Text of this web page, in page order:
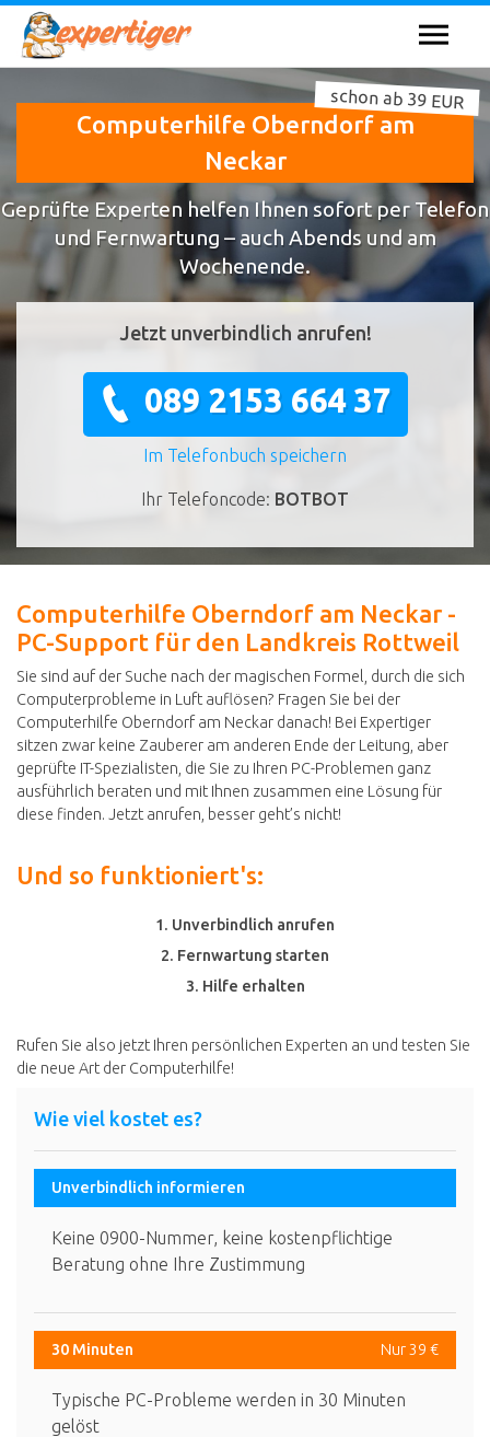
Computerhilfe Oberndorf am
Neckar
schon ab 39 EUR
Geprüfte Experten helfen Ihnen sofort per Telefon
und Fernwartung – auch Abends und am
Wochenende.
Jetzt unverbindlich anrufen!
089 2153 664 37
Im Telefonbuch speichern
Ihr Telefoncode: BOTBOT
Computerhilfe Oberndorf am Neckar -
PC-Support für den Landkreis Rottweil
Sie sind auf der Suche nach der magischen Formel, durch die sich
Computerprobleme in Luft auflösen? Fragen Sie bei der
Computerhilfe Oberndorf am Neckar danach! Bei Expertiger
sitzen zwar keine Zauberer am anderen Ende der Leitung, aber
geprüfte IT-Spezialisten, die Sie zu Ihren PC-Problemen ganz
ausführlich beraten und mit Ihnen zusammen eine Lösung für
diese finden. Jetzt anrufen, besser geht’s nicht!
Und so funktioniert's:
1. Unverbindlich anrufen
2. Fernwartung starten
3. Hilfe erhalten
Rufen Sie also jetzt Ihren persönlichen Experten an und testen Sie
die neue Art der Computerhilfe!
Wie viel kostet es?
Unverbindlich informieren
Keine 0900-Nummer, keine kostenpflichtige
Beratung ohne Ihre Zustimmung
30 Minuten Nur 39 €
Typische PC-Probleme werden in 30 Minuten
gelöst